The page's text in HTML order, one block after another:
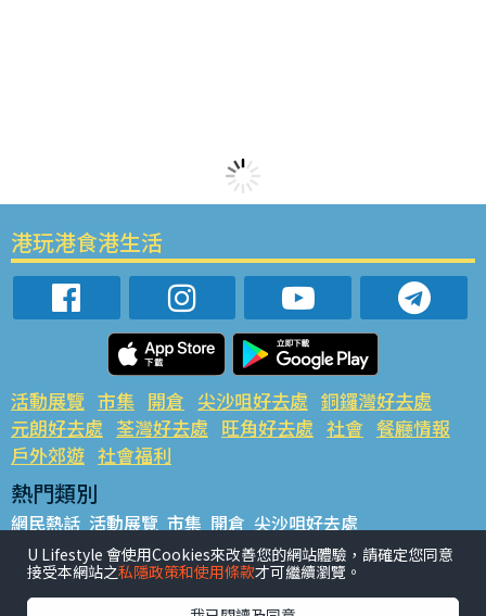
港玩港食港生活
活動展覽 市集 開倉 尖沙咀好去處 銅鑼灣好去處
元朗好去處 荃灣好去處 旺角好去處 社會 餐廳情報
戶外郊遊 社會福利
熱門類別
網民熱話 活動展覽 市集 開倉 尖沙咀好去處
銅鑼灣好去處 元朗好去處 荃灣好去處 旺角好去處 社會
餐廳情報 戶外郊遊
U Lifestyle 會使用Cookies來改善您的網站體驗，請確定您同意
接受本網站之私隱政策和使用條款才可繼續瀏覽。